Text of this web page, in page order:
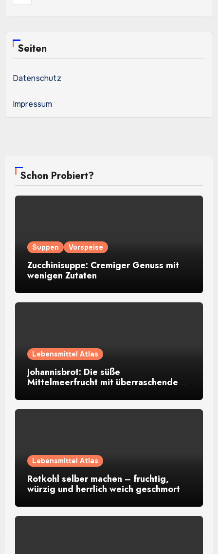
Seiten
Datenschutz
Impressum
Schon Probiert?
Suppen Vorspeise
Zucchinisuppe: Cremiger Genuss mit
wenigen Zutaten
Lebensmittel Atlas
Johannisbrot: Die süße
Mittelmeerfrucht mit überraschendem
Lebensmittel Atlas
Rotkohl selber machen – fruchtig,
würzig und herrlich weich geschmort